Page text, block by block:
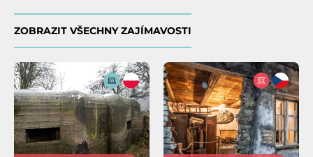
ZOBRAZIT VŠECHNY ZAJÍMAVOSTI